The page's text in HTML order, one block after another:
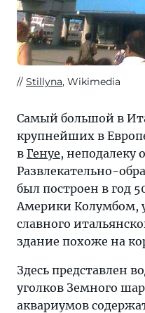
Stillyna, Wikimedia
Самый большой в
крупнейших в
в Генуе, неподалеку
Развлекательно-
был построен в год
Америки Колумбом,
славного
здание похоже на
Здесь представлен
уголков Земного
аквариумов